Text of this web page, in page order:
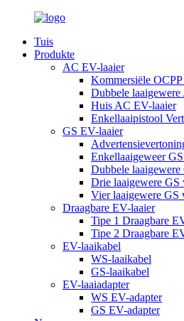
Tuis
Produkte
AC EV-laaier
Kommersiële
Dubbele
Huis AC EV-laaier
Enkellaaipistool
GS EV-laaier
Enkellaaigeweer
Dubbele
Drie laaigewere
Vier laaigewere GS
Draagbare EV-laaier
Tipe 1 Draagbare
Tipe 2 Draagbare
EV-laaikabel
WS-laaikabel
GS-laaikabel
EV-laaiadapter
WS EV-adapter
GS EV-adapter